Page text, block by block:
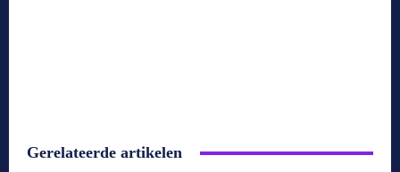
Gerelateerde artikelen